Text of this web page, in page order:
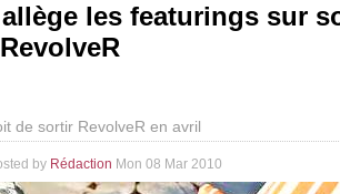
les featurings sur
de sortir RevolveR en avril
by Rédaction Mon 08 Mar 2010